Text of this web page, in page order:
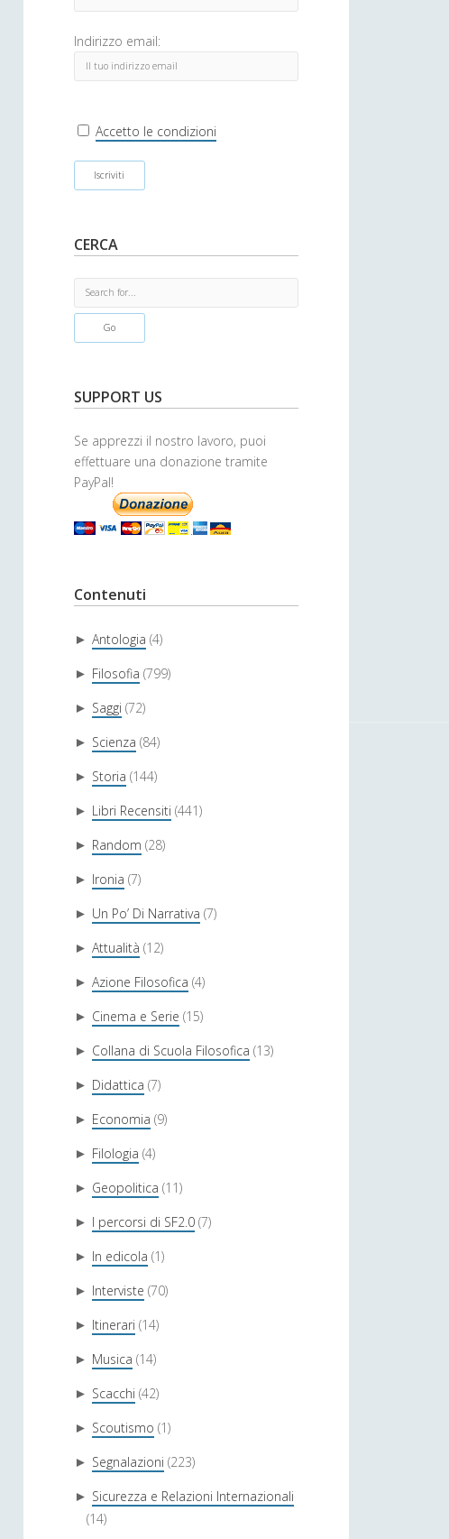
r
o
k
e
e
b
r
Indirizzo email:
Accetto le condizioni
CERCA
e
h
SUPPORT US
Se apprezzi il nostro lavoro, puoi
effettuare una donazione tramite
PayPal!
Contenuti
► Antologia (4)
► Filosofia (799)
► Saggi (72)
► Scienza (84)
► Storia (144)
► Libri Recensiti (441)
► Random (28)
► Ironia (7)
► Un Po’ Di Narrativa (7)
► Attualità (12)
► Azione Filosofica (4)
► Cinema e Serie (15)
► Collana di Scuola Filosofica (13)
► Didattica (7)
► Economia (9)
► Filologia (4)
► Geopolitica (11)
► I percorsi di SF2.0 (7)
► In edicola (1)
► Interviste (70)
► Itinerari (14)
► Musica (14)
► Scacchi (42)
► Scoutismo (1)
► Segnalazioni (223)
► Sicurezza e Relazioni Internazionali
(14)